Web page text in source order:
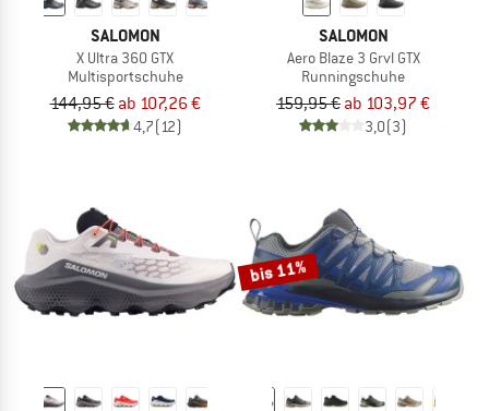
SALOMON
X Ultra 360 GTX
Multisportschuhe
144,95 € ab 107,26 €
4,7(12)
SALOMON
Aero Blaze 3 Grvl GTX
Runningschuhe
159,95 € ab 103,97 €
3,0(3)
bis 11%